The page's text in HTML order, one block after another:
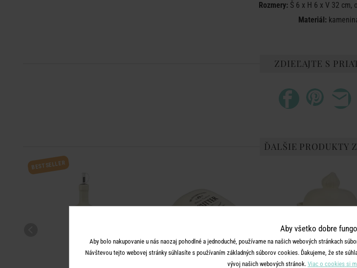
Rozmery:Š 6 x H 6 x V 32 cm,
Materiál:
ZDIEĽAJTE S
ĎALŠIE PRODUKTY
BESTSELLER
Aby všetko dobre
Aby bolo nakupovanie u nás naozaj pohodlné a jednoduché, používame na našich webových stránkach
Návštevou tejto webovej stránky súhlasíte s používaním základných súborov cookies. Ďakujeme, že ste
vývoj našich webových stránok. Viac o cookies si